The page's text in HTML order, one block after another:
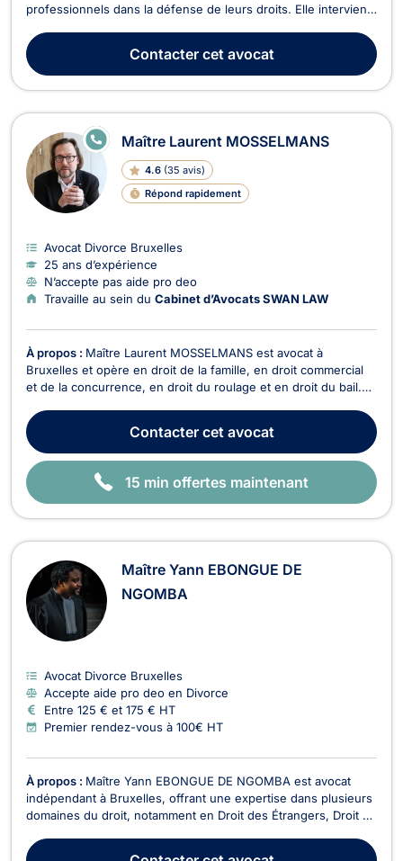
professionnels dans la défense de leurs droits. Elle intervient
accompagnement juridique personnalisé, clair et efficace à
chaque étape de la procédure. Son ...
Contactercet avocat
Maître Laurent MOSSELMANS
4.6 (35 avis)
Répond rapidement
E
N
G
N
E
Avocat Divorce Bruxelles
25 ans d’expérience
N’accepte pas aide pro deo
Travaille au sein du Cabinet d’Avocats SWAN LAW
À propos : Maître Laurent MOSSELMANS est avocat à
Bruxelles et opère en droit de la famille, en droit commercial
et de la concurrence, en droit du roulage et en droit du bail.
si votre dossier relève du divorce, de la cohabitation légale ou
de la succession. Il traite égaleme...
Contactercet avocat
15 min offertes maintenant
Maître Yann EBONGUE DE
NGOMBA
Avocat Divorce Bruxelles
Accepte aide pro deo en Divorce
Entre 125 € et 175 € HT
Premier rendez-vous à 100€ HT
À propos : Maître Yann EBONGUE DE NGOMBA est avocat
indépendant à Bruxelles, offrant une expertise dans plusieurs
domaines du droit, notamment en Droit des Étrangers, Droit de
le début de sa carrière en 2019, Maître EBONGUE DE